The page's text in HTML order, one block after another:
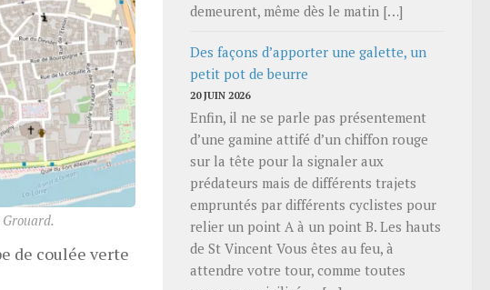
Grouard.
de coulée verte
demeurent, même dès le matin […]
Des façons d’apporter une galette, un
petit pot de beurre
20 JUIN 2026
Enfin, il ne se parle pas présentement
d’une gamine attifé d’un chiffon rouge
sur la tête pour la signaler aux
prédateurs mais de différents trajets
empruntés par différents cyclistes pour
relier un point A à un point B. Les hauts
de St Vincent Vous êtes au feu, à
attendre votre tour, comme toutes